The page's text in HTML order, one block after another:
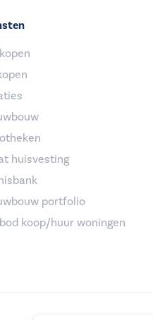
huisvesting
portfolio
koop/huur woningen